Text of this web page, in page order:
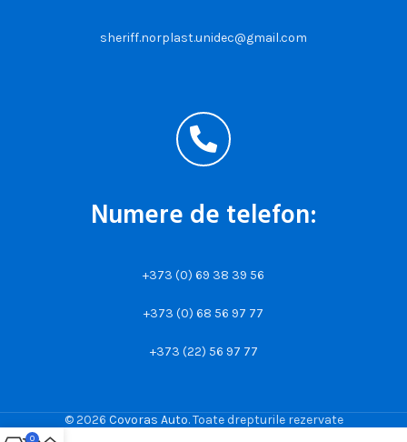
sheriff.norplast.unidec@gmail.com
Numere de telefon:
+373 (0) 69 38 39 56
+373 (0) 68 56 97 77
+373 (22) 56 97 77
© 2026 Covoras Auto. Toate drepturile rezervate
0